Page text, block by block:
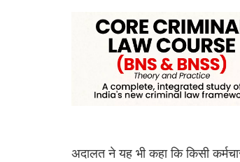
अदालत ने यह भी कहा कि किसी